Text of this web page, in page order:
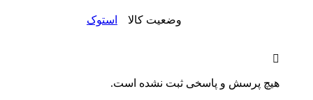
وضعیت کالا استوک
هیچ پرسش و پاسخی ثبت نشده است.